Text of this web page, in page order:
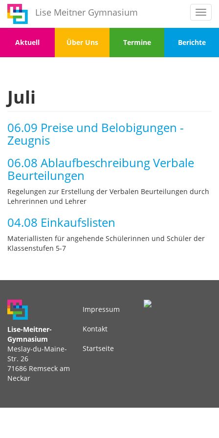
Direkt
zum
Inhalt
Lise Meitner Gymnasium
Menu
1
Aktuell
Menu
2
Über Uns
Menu
3
Termine
Menu
4
Berichte
Juli
06.09 Preise und Belobigungen -
Zeugnis
06.08 Ablaufbeschreibung Verbale
Beurteilungen
Regelungen zur Erstellung der Verbalen Beurteilungen durch
Lehrerinnen und Lehrer
04.08 Einkaufslisten
Materiallisten für angehende Schülerinnen und Schüler der
Klassenstufen 5-7
Lise-Meitner-
Gymnasium
Meslay-du-Maine-
Str. 26
71686 Remseck am
Neckar
Fußbereichsmenü
Impressum
Kontakt
Startseite